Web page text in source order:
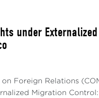
under
Foreign Relations
Migration